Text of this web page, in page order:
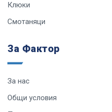
Клюки
Смотаняци
За Фактор
За нас
Общи условия